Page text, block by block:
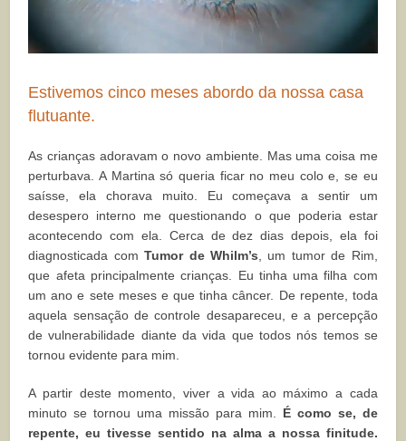
Estivemos cinco meses abordo da nossa casa
flutuante.
As crianças adoravam o novo ambiente. Mas uma coisa me
perturbava. A Martina só queria ficar no meu colo e, se eu
saísse, ela chorava muito. Eu começava a sentir um
desespero interno me questionando o que poderia estar
acontecendo com ela. Cerca de dez dias depois, ela foi
diagnosticada comTumor de Whilm’s , um tumor de Rim,
que afeta principalmente crianças. Eu tinha uma filha com
um ano e sete meses e que tinha câncer. De repente, toda
aquela sensação de controle desapareceu, e a percepção
de vulnerabilidade diante da vida que todos nós temos se
tornou evidente para mim.
A partir deste momento, viver a vida ao máximo a cada
minuto se tornou uma missão para mim. É como se, de
repente, eu tivesse sentido na alma a nossa finitude.